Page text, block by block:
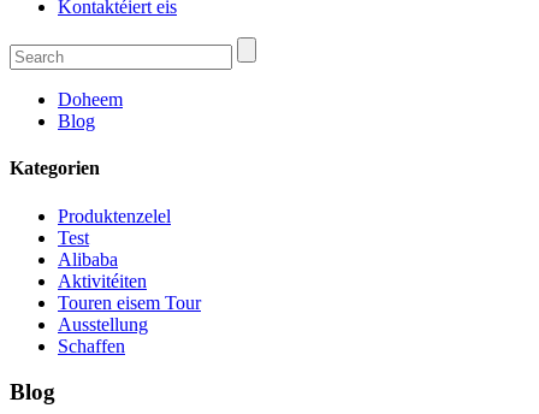
Kontaktéiert eis
Doheem
Blog
Kategorien
Produktenzelel
Test
Alibaba
Aktivitéiten
Touren eisem Tour
Ausstellung
Schaffen
Blog